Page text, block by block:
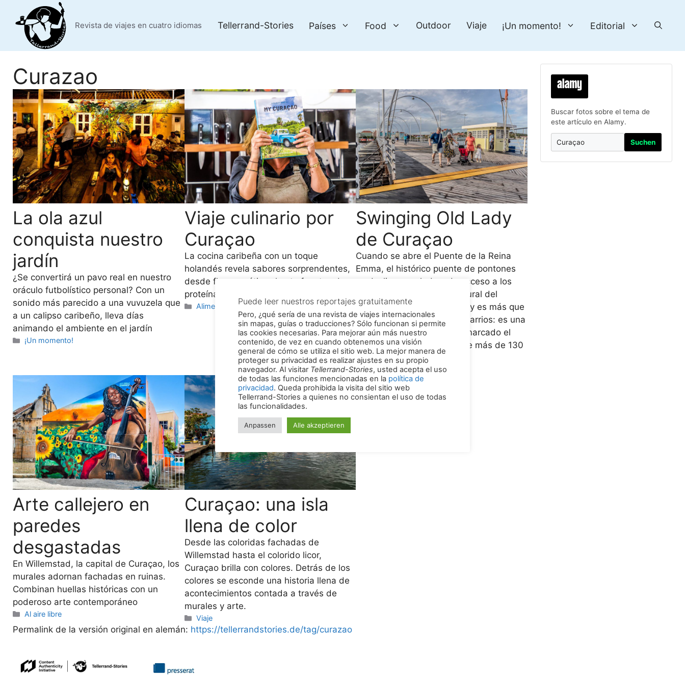
contenido
Revista de viajes en cuatro idiomas Tellerrand-Stories Países Food Outdoor Viaje ¡Un momento! Editorial
Curazao
La ola azul
conquista nuestro
jardín
¿Se convertirá un pavo real en nuestro
oráculo futbolístico personal? Con un
sonido más parecido a una vuvuzela que
a un calipso caribeño, lleva días
animando el ambiente en el jardín
Categorías
¡Un momento!
Viaje culinario por
Curaçao
La cocina caribeña con un toque
holandés revela sabores sorprendentes,
desde flores exóticas hasta fuentes de
proteínas inusuales
Categorías
Alimentación
Swinging Old Lady
de Curaçao
Cuando se abre el Puente de la Reina
Emma, el histórico puente de pontones
se desliza a un lado y da acceso a los
barcos al mayor puerto natural del
Caribe. El Swinging Old Lady es más que
un simple cruce entre dos barrios: es una
animada atracción que ha marcado el
ritmo de Willemstad durante más de 130
años
Categorías
¡Un momento!
Arte callejero en
paredes
desgastadas
En Willemstad, la capital de Curaçao, los
murales adornan fachadas en ruinas.
Combinan huellas históricas con un
poderoso arte contemporáneo
Categorías
Al aire libre
Curaçao: una isla
llena de color
Desde las coloridas fachadas de
Willemstad hasta el colorido licor,
Curaçao brilla con colores. Detrás de los
colores se esconde una historia llena de
acontecimientos contada a través de
murales y arte.
Categorías
Viaje
Permalink de la versión original en alemán: https://tellerrandstories.de/tag/curazao
Buscar fotos sobre el tema de
este artículo en Alamy.
Suchen
Puede leer nuestros reportajes gratuitamente
Pero, ¿qué sería de una revista de viajes internacionales
sin mapas, guías o traducciones? Sólo funcionan si permite
las cookies necesarias. Para mejorar aún más nuestro
contenido, de vez en cuando obtenemos una visión
general de cómo se utiliza el sitio web. La mejor manera de
proteger su privacidad es realizar ajustes en su propio
navegador. Al visitar Tellerrand-Stories, usted acepta el uso
de todas las funciones mencionadas en la política de
privacidad. Queda prohibida la visita del sitio web
Tellerrand-Stories a quienes no consientan el uso de todas
las funcionalidades.
Anpassen Alle akzeptieren